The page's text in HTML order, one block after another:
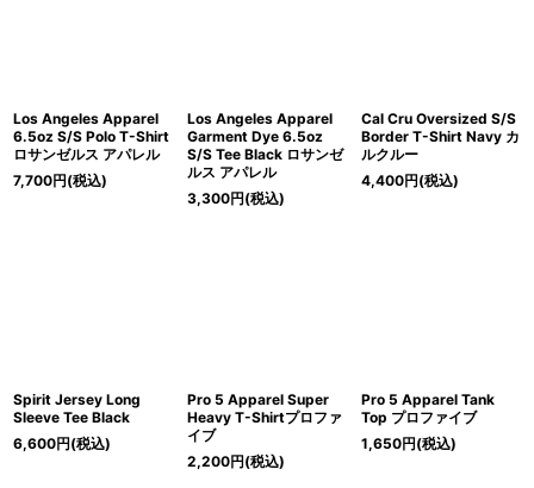
Los Angeles Apparel
6.5oz S/S Polo T-Shirt
ロサンゼルス アパレル
7,700円(税込)
Los Angeles Apparel
Garment Dye 6.5oz
S/S Tee Black ロサンゼ
ルス アパレル
3,300円(税込)
Cal Cru Oversized S/S
Border T-Shirt Navy カ
ルクルー
4,400円(税込)
Spirit Jersey Long
Sleeve Tee Black
6,600円(税込)
Pro 5 Apparel Super
Heavy T-Shirtプロファ
イブ
2,200円(税込)
Pro 5 Apparel Tank
Top プロファイブ
1,650円(税込)